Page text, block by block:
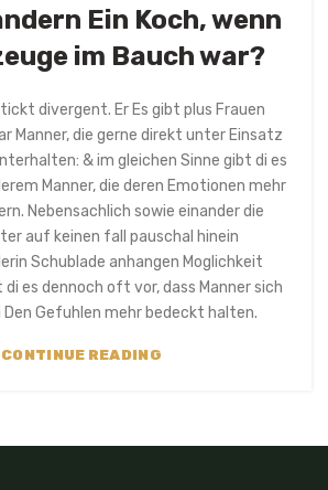
Ein Koch, wenn
im Bauch war?
divergent. Er Es gibt plus Frauen
Manner, die gerne direkt unter Einsatz
& im gleichen Sinne gibt di es
Manner, die deren Emotionen mehr
Nebensachlich sowie einander die
auf keinen fall pauschal hinein
Schublade anhangen Moglichkeit
es dennoch oft vor, dass Manner sich
Gefuhlen mehr bedeckt halten.
CONTINUE READING